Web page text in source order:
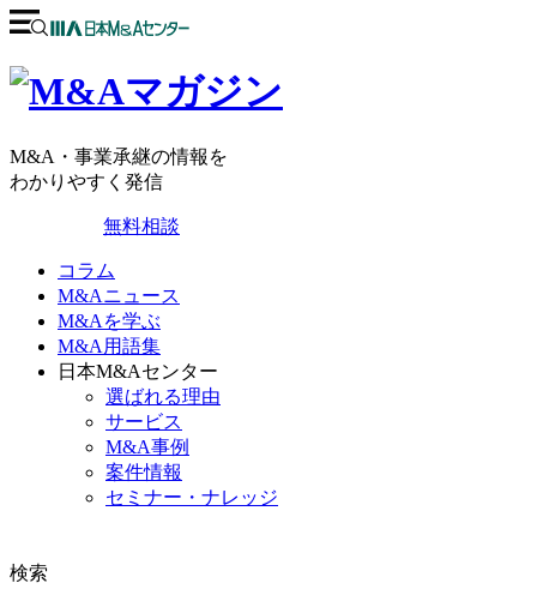
M&A・事業承継の情報を
わかりやすく発信
無料相談
コラム
M&Aニュース
M&Aを学ぶ
M&A用語集
日本M&Aセンター
選ばれる理由
サービス
M&A事例
案件情報
セミナー・ナレッジ
検索